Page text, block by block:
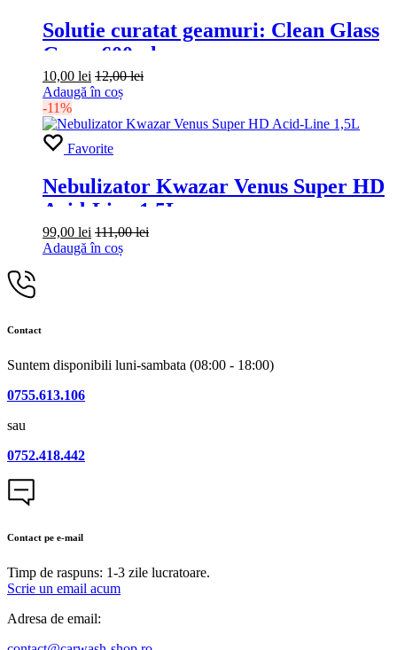
Solutie curatat geamuri: Clean Glass
Grass 600ml
10,00 lei 12,00lei
Adaugă în coș
-11%
Favorite
Nebulizator Kwazar Venus Super HD
Acid-Line 1,5L
99,00 lei 111,00lei
Adaugă în coș
Contact
Suntem disponibili luni-sambata (08:00 - 18:00)
0755.613.106
sau
0752.418.442
Contact pe e-mail
Timp de raspuns: 1-3 zile lucratoare.
Scrie un email acum
Adresa de email: